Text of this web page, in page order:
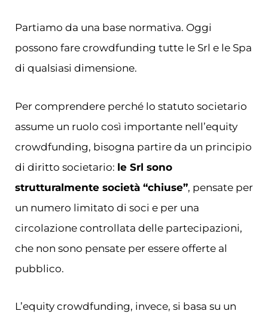
Partiamo da una base normativa. Oggi
possono fare crowdfunding tutte le Srl e le Spa
di qualsiasi dimensione.
Per comprendere perché lo statuto societario
assume un ruolo così importante nell’equity
crowdfunding, bisogna partire da un principio
di diritto societario: le Srl sono
strutturalmente società “chiuse”, pensate per
un numero limitato di soci e per una
circolazione controllata delle partecipazioni,
che non sono pensate per essere offerte al
pubblico.
L’equity crowdfunding, invece, si basa su un